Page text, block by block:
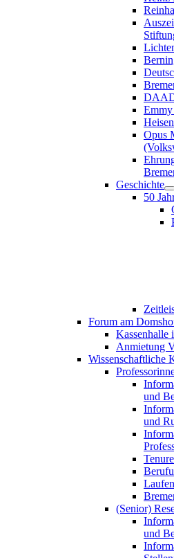
Emmy
Opus
Geschichte
50
Forum am
Kassenhalle
Anmietung
Wissenschaftliche
und
und
(Senior)
und